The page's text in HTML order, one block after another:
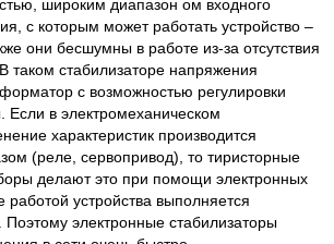
широким диапазон ом входного
с которым может работать устройство –
они бесшумны в работе из-за отсутствия
таком стабилизаторе напряжения
с возможностью регулировки
Если в электромеханическом
характеристик производится
(реле, сервопривод), то тиристорные
делают это при помощи электронных
устройства выполняется
электронные стабилизаторы